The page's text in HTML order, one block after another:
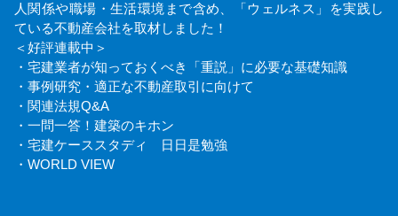
人関係や職場・生活環境まで含め、「ウェルネス」を実践し
ている不動産会社を取材しました！
＜好評連載中＞
・宅建業者が知っておくべき「重説」に必要な基礎知識
・事例研究・適正な不動産取引に向けて
・関連法規Q&A
・一問一答！建築のキホン
・宅建ケーススタディ 日日是勉強
・WORLD VIEW